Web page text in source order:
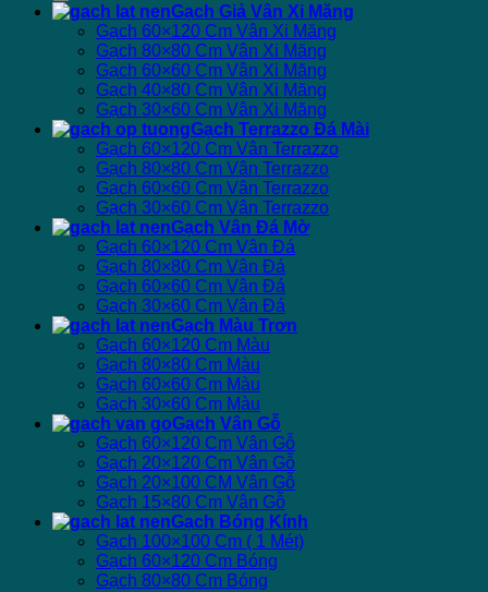
Gạch Giả Vân Xi Măng
Gạch 60×120 Cm Vân Xi Măng
Gạch 80×80 Cm Vân Xi Măng
Gạch 60×60 Cm Vân Xi Măng
Gạch 40×80 Cm Vân Xi Măng
Gạch 30×60 Cm Vân Xi Măng
Gạch Terrazzo Đá Mài
Gạch 60×120 Cm Vân Terrazzo
Gạch 80×80 Cm Vân Terrazzo
Gạch 60×60 Cm Vân Terrazzo
Gạch 30×60 Cm Vân Terrazzo
Gạch Vân Đá Mờ
Gạch 60×120 Cm Vân Đá
Gạch 80×80 Cm Vân Đá
Gạch 60×60 Cm Vân Đá
Gạch 30×60 Cm Vân Đá
Gạch Màu Trơn
Gạch 60×120 Cm Màu
Gạch 80×80 Cm Màu
Gạch 60×60 Cm Màu
Gạch 30×60 Cm Màu
Gạch Vân Gỗ
Gạch 60×120 Cm Vân Gỗ
Gạch 20×120 Cm Vân Gỗ
Gạch 20×100 CM Vân Gỗ
Gạch 15×80 Cm Vân Gỗ
Gạch Bóng Kính
Gạch 100×100 Cm ( 1 Mét)
Gạch 60×120 Cm Bóng
Gạch 80×80 Cm Bóng